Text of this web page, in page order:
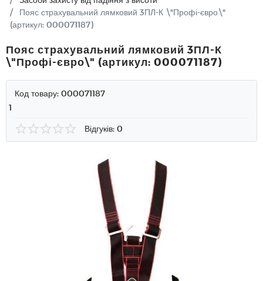
Пояс страхувальний лямковий 3ПЛ-К \"Профі-євро\"
(артикул: 000071187)
Пояс страхувальний лямковий 3ПЛ-К
\"Профі-євро\" (артикул: 000071187)
Код товару: 000071187
1
Відгуків: 0